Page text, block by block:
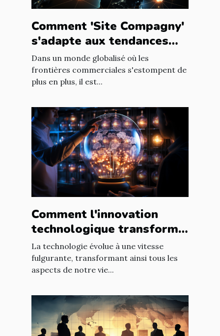
Comment 'Site Compagny'
s'adapte aux tendances
internationales du marché
en ligne
Dans un monde globalisé où les
frontières commerciales s'estompent de
plus en plus, il est...
Comment l'innovation
technologique transforme
les entreprises à l'échelle
mondiale
La technologie évolue à une vitesse
fulgurante, transformant ainsi tous les
aspects de notre vie...